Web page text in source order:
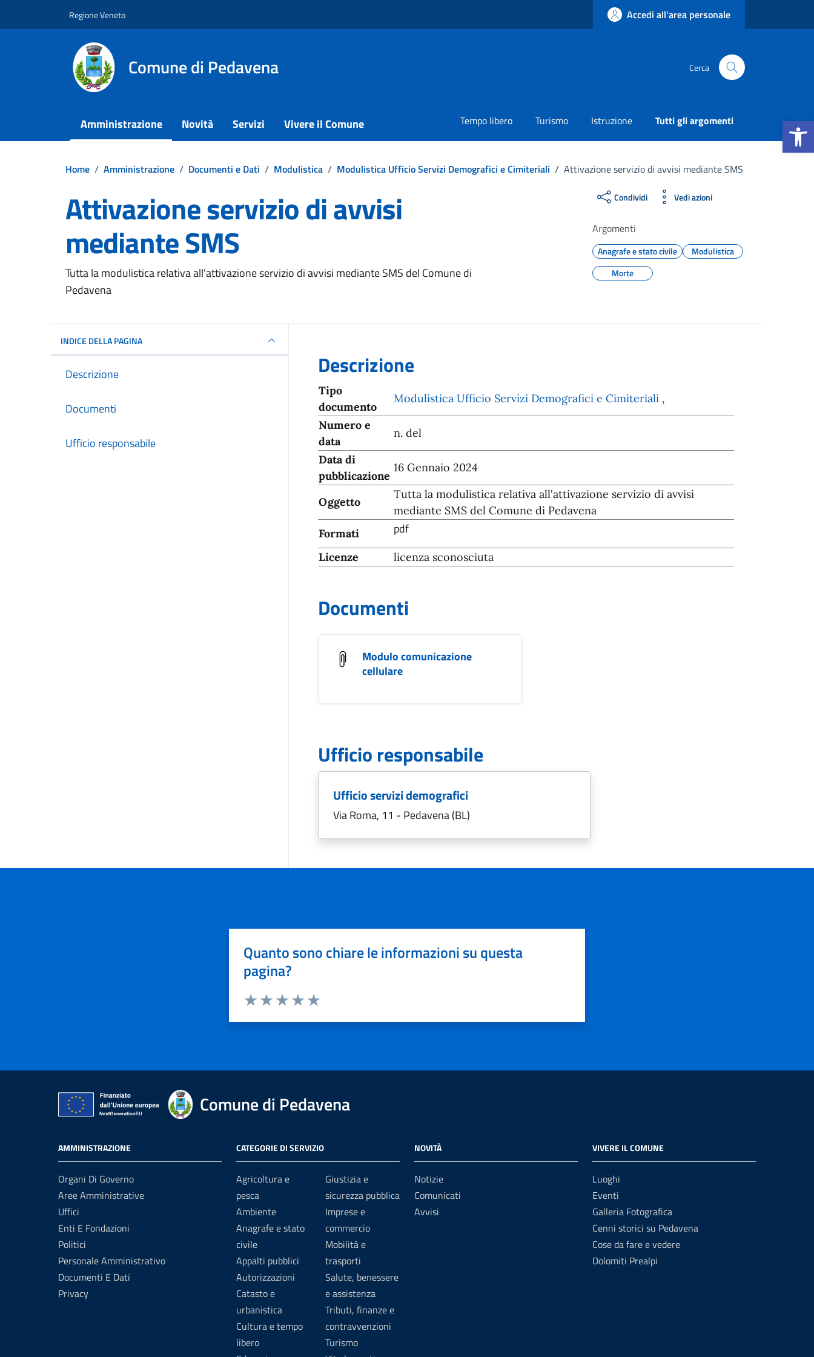
Regione Veneto Accedi all'area personale
Comune di Pedavena Cerca
Amministrazione Novità Servizi Vivere il Comune Tempo libero Turismo Istruzione Tutti gli argomenti
Home / Amministrazione / Documenti e Dati / Modulistica / Modulistica Ufficio Servizi Demografici e Cimiteriali / Attivazione servizio di avvisi mediante SMS
Attivazione servizio di avvisi
mediante SMS
Dettagli del documento
Tutta la modulistica relativa all'attivazione servizio di avvisi mediante SMS del Comune di
Pedavena
Condividi Vedi azioni
Argomenti
Anagrafe e stato civile
Modulistica
Morte
INDICE DELLA PAGINA
Descrizione
Documenti
Ufficio responsabile
Descrizione
Tipo
documento
Modulistica Ufficio Servizi Demografici e Cimiteriali ,
Numero e
data
n. del
Data di
pubblicazione
16 Gennaio 2024
Oggetto
Tutta la modulistica relativa all'attivazione servizio di avvisi
mediante SMS del Comune di Pedavena
Formati
pdf
Licenze licenza sconosciuta
Documenti
Modulo comunicazione
cellulare
Ufficio responsabile
Ufficio servizi demografici
Via Roma, 11 - Pedavena (BL)
Quanto sono chiare le informazioni su questa
pagina?
Comune di Pedavena
AMMINISTRAZIONE
Organi Di Governo
Aree Amministrative
Uffici
Enti E Fondazioni
Politici
Personale Amministrativo
Documenti E Dati
Privacy
CATEGORIE DI SERVIZIO
Agricoltura e
pesca
Ambiente
Anagrafe e stato
civile
Appalti pubblici
Autorizzazioni
Catasto e
urbanistica
Cultura e tempo
libero
Giustizia e
sicurezza pubblica
Imprese e
commercio
Mobilità e
trasporti
Salute, benessere
e assistenza
Tributi, finanze e
contravvenzioni
Turismo
NOVITÀ
Notizie
Comunicati
Avvisi
VIVERE IL COMUNE
Luoghi
Eventi
Galleria Fotografica
Cenni storici su Pedavena
Cose da fare e vedere
Dolomiti Prealpi
Apri la